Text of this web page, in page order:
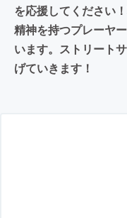
を応援してください
精神を持つプレーヤ
います。ストリート
げていきます！